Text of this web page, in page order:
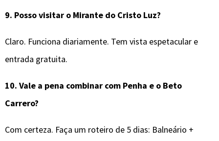
9. Posso visitar o Mirante do Cristo Luz?
Claro. Funciona diariamente. Tem vista espetacular e
entrada gratuita.
10. Vale a pena combinar com Penha e o Beto
Carrero?
Com certeza. Faça um roteiro de 5 dias: Balneário +